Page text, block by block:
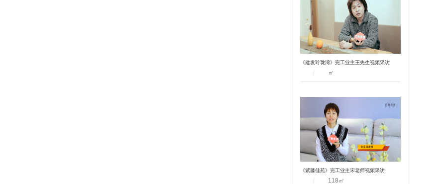
《建发玲珑湾》完工业主王先生视频采访
㎡
《紫藤佳苑》完工业主宋老师视频采访
118 ㎡